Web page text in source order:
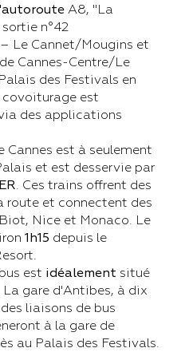
A8, "La
n°42
Le Cannet/Mougins et
Cannes-Centre/Le
des Festivals en
covoiturage est
des applications
Cannes est à seulement
et est desservie par
. Ces trains offrent des
route et connectent des
Nice et Monaco. Le
1h15 depuis le
est idéalement situé
gare d'Antibes, à dix
liaisons de bus
à la gare de
au Palais des Festivals.